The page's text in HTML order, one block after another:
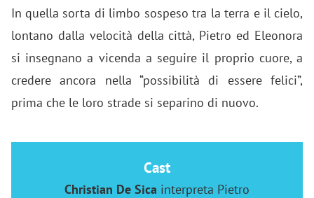
In quella sorta di limbo sospeso tra la terra e il cielo,
lontano dalla velocità della città, Pietro ed Eleonora
si insegnano a vicenda a seguire il proprio cuore, a
credere ancora nella “possibilità di essere felici”,
prima che le loro strade si separino di nuovo.
Cast
Christian De Sica interpreta Pietro